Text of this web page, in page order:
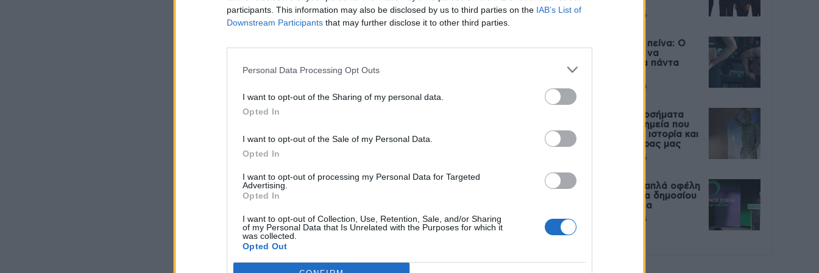
participants. This information may also be disclosed by us to third parties on the IAB’s List of
Downstream Participants that may further disclose it to other third parties.
Personal Data Processing Opt Outs
I want to opt-out of the Sharing of my personal data.
Opted In
I want to opt-out of the Sale of my Personal Data.
Opted In
I want to opt-out of processing my Personal Data for Targeted
Advertising.
Opted In
I want to opt-out of Collection, Use, Retention, Sale, and/or Sharing
of my Personal Data that Is Unrelated with the Purposes for which it
was collected.
Opted Out
27 Φεβρουαρίου 2026
Μεταπροπονητική πείνα: Ο
λόγος που θέλεις να
καταβροχθίσεις τα πάντα
μετά την άσκηση
27 Φεβρουαρίου 2026
Ωρίων – Σπάνια νοσήματα
συνδέονται με μνημεία που
διαμόρφωσαν την ιστορία και
το πνεύμα της χώρας μας
27 Φεβρουαρίου 2026
Γεωργιάδης: Πολλαπλά οφέλη
από τη συνεργασία δημοσίου
και ιδιωτικού τομέα
27 Φεβρουαρίου 2026